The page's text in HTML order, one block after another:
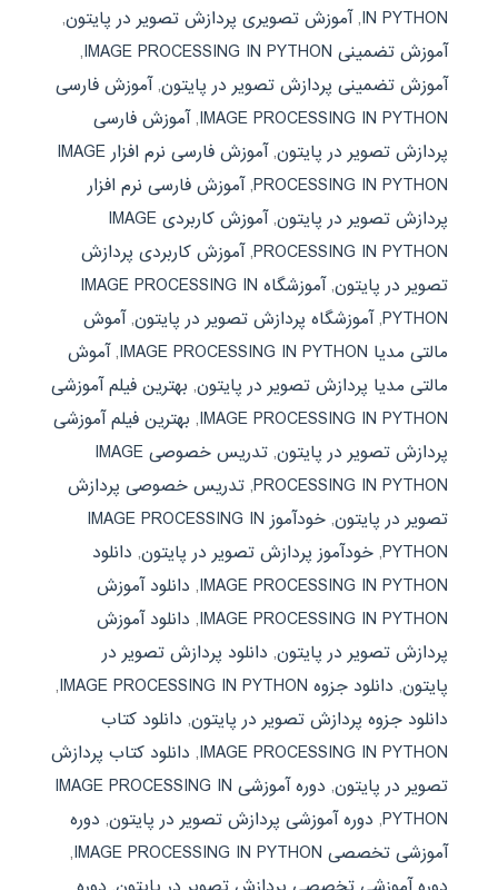
IN PYTHON
,آموزش تصویری پردازش تصویر در پایتون,
آموزش تضمینی IMAGE PROCESSING IN PYTHON
,
آموزش تضمینی پردازش تصویر در پایتون,آموزش فارسی
IMAGE PROCESSING IN PYTHON
,آموزش فارسی
پردازش تصویر در پایتون,
آموزش فارسی نرم افزار IMAGE
PROCESSING IN PYTHON
,آموزش فارسی نرم افزار
پردازش تصویر در پایتون,
آموزش کاربردی IMAGE
PROCESSING IN PYTHON
,آموزش کاربردی پردازش
تصویر در پایتون,
آموزشگاه IMAGE PROCESSING IN
PYTHON
,آموزشگاه پردازش تصویر در پایتون,آموش
مالتی مدیا IMAGE PROCESSING IN PYTHON
,آموش
مالتی مدیا پردازش تصویر در پایتون, بهترین فیلم آموزشی
IMAGE PROCESSING IN PYTHON
, بهترین فیلم آموزشی
پردازش تصویر در پایتون,
تدریس خصوصی IMAGE
PROCESSING IN PYTHON
, تدریس خصوصی پردازش
تصویر در پایتون,
خودآموز IMAGE PROCESSING IN
PYTHON
, خودآموز پردازش تصویر در پایتون, دانلود
IMAGE PROCESSING IN PYTHON
, دانلود آموزش
IMAGE PROCESSING IN PYTHON
, دانلود آموزش
پردازش تصویر در پایتون, دانلود پردازش تصویر در
پایتون, دانلود جزوه IMAGE PROCESSING IN PYTHON
,
دانلود جزوه پردازش تصویر در پایتون, دانلود کتاب
IMAGE PROCESSING IN PYTHON
, دانلود کتاب پردازش
تصویر در پایتون,
دوره آموزشی IMAGE PROCESSING IN
PYTHON
, دوره آموزشی پردازش تصویر در پایتون, دوره
آموزشی تخصصی IMAGE PROCESSING IN PYTHON
,